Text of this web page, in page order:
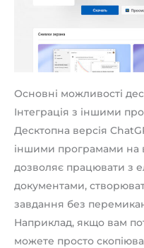
Основні можливості
Інтеграція з іншими
Десктопна версія
іншими програмами на
дозволяє працювати з
документами,
завдання без
Наприклад, якщо вам
можете просто